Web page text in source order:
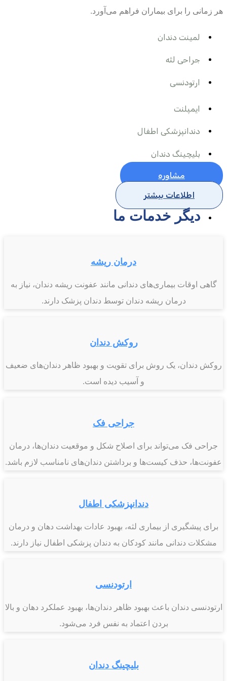
هر زمانی را برای بیماران فراهم می‌آورد.
لمینت دندان
جراحی لثه
ارتودنسی
ایمپلنت
دندانپزشکی اطفال
بلیچینگ دندان
مشاوره
اطلاعات بیشتر
دیگر خدمات ما
درمان ریشه
گاهی اوقات بیماری‌های دندانی مانند عفونت‌ ریشه دندان، نیاز به
درمان ریشه دندان توسط دندان پزشک دارند.
روکش دندان
روکش دندان، یک روش برای تقویت و بهبود ظاهر دندان‌های ضعیف
و آسیب دیده است.
جراحی فک
جراحی فک می‌تواند برای اصلاح شکل و موقعیت دندان‌ها، درمان
عفونت‌ها، حذف کیست‌ها و برداشتن دندان‌های نامناسب لازم باشد.
دندانپزشکی اطفال
برای پیشگیری از بیماری‌ لثه، بهبود عادات بهداشت دهان و درمان
مشکلات دندانی مانند کودکان به دندان پزشکی اطفال نیاز دارند.
ارتودنسی
ارتودنسی دندان باعث بهبود ظاهر دندان‌ها، بهبود عملکرد دهان و بالا
بردن اعتماد به نفس فرد می‌شود.
بلیچینگ دندان